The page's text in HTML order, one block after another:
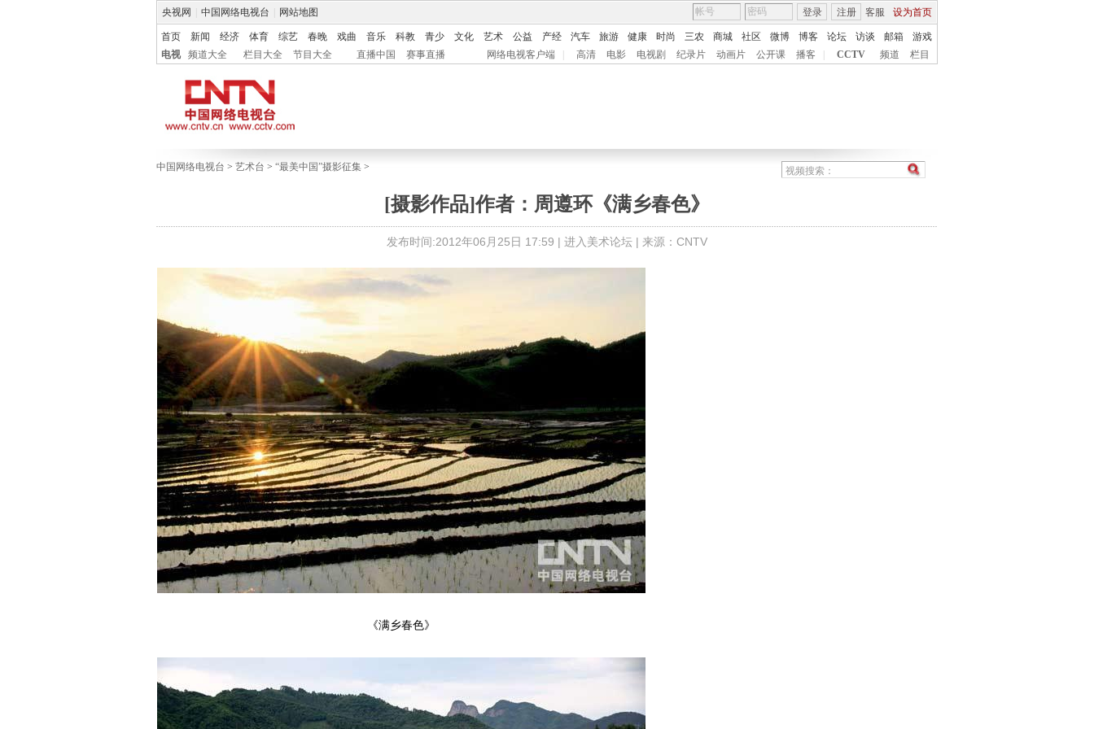
央视网 中国网络电视台 网站地图 客服 设为首页
登录 注册
首页 新闻 经济 体育 综艺 春晚 戏曲 音乐 科教 青少 文化 艺术 公益 产经 汽车 旅游 健康 时尚 三农 商城 社区 微博 博客 论坛 访谈 邮箱
游戏
电视
频道大全 栏目大全 节目大全 直播中国 赛事直播 网络电视客户端 高清 电影 电视剧 纪录片 动画片 公开课 播客 CCTV 频道 栏目
中国网络电视台 > 艺术台 > “最美中国”摄影征集 >
[摄影作品]作者：周遵环《满乡春色》
发布时间:2012年06月25日 17:59 | 进入美术论坛 | 来源：CNTV
《满乡春色》